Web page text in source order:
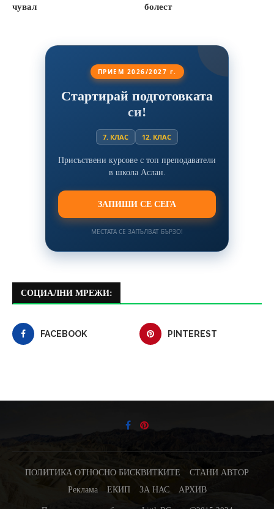
чувал
болест
ПРИЕМ 2026/2027 г.
Стартирай подготовката
си!
7. КЛАС 12. КЛАС
Присъствени курсове с топ преподаватели
в школа Аслан.
ЗАПИШИ СЕ СЕГА
МЕСТАТА СЕ ЗАПЪЛВАТ БЪРЗО!
СОЦИАЛНИ МРЕЖИ:
FACEBOOK PINTEREST
ПОЛИТИКА ОТНОСНО БИСКВИТКИТЕ
СТАНИ АВТОР
Реклама
ЕКИП ЗА НАС АРХИВ